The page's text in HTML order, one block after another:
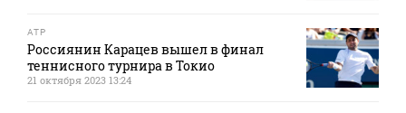
ATP
Россиянин Карацев вышел в финал
теннисного турнира в Токио
21 октября 2023 13:24